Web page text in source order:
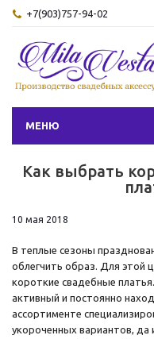
+7(903)757-94-02
МЕНЮ
Как выбрать
10 мая 2018
В теплые сезоны
облегчить образ. Для этой
короткие свадебные
активный и постоянно
ассортименте
укороченных вариантов,